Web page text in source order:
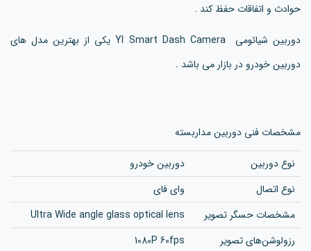
حوادث و اتفاقات حفظ کند .
دوربين شيائومی YI Smart Dash Camera یکی از بهترین مدل های
دوربین خودرو در بازار می باشد .
مشخصات فنی دوربین مداربسته
نوع دوربین
دوربین خودرو
نوع اتصال
وای فای
مشخصات حسگر تصویر
Ultra Wide angle glass optical lens
رزولوشن‌های تصویر
1080P 60fps